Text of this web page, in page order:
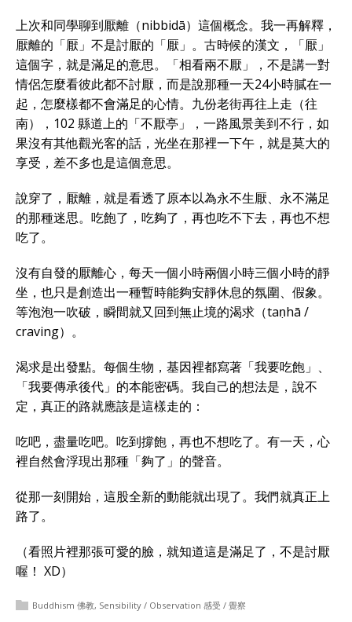
上次和同學聊到厭離（nibbidā）這個概念。我一再解釋，
厭離的「厭」不是討厭的「厭」。古時候的漢文，「厭」
這個字，就是滿足的意思。「相看兩不厭」，不是講一對
情侶怎麼看彼此都不討厭，而是說那種一天24小時膩在一
起，怎麼樣都不會滿足的心情。九份老街再往上走（往
南），102 縣道上的「不厭亭」，一路風景美到不行，如
果沒有其他觀光客的話，光坐在那裡一下午，就是莫大的
享受，差不多也是這個意思。
說穿了，厭離，就是看透了原本以為永不生厭、永不滿足
的那種迷思。吃飽了，吃夠了，再也吃不下去，再也不想
吃了。
沒有自發的厭離心，每天一個小時兩個小時三個小時的靜
坐，也只是創造出一種暫時能夠安靜休息的氛圍、假象。
等泡泡一吹破，瞬間就又回到無止境的渴求（taṇhā /
craving）。
渴求是出發點。每個生物，基因裡都寫著「我要吃飽」、
「我要傳承後代」的本能密碼。我自己的想法是，說不
定，真正的路就應該是這樣走的：
吃吧，盡量吃吧。吃到撐飽，再也不想吃了。有一天，心
裡自然會浮現出那種「夠了」的聲音。
從那一刻開始，這股全新的動能就出現了。我們就真正上
路了。
（看照片裡那張可愛的臉，就知道這是滿足了，不是討厭
喔！ XD）
Buddhism 佛教, Sensibility / Observation 感受 / 覺察